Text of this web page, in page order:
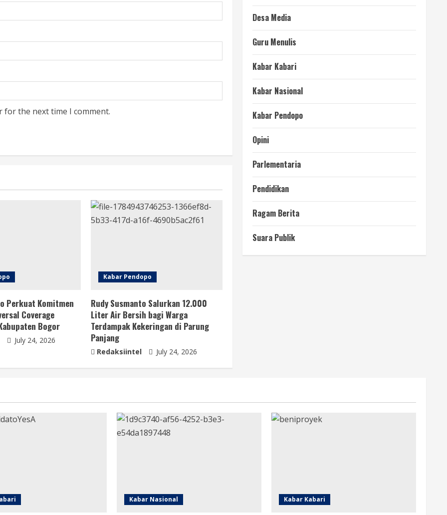
for the next time I comment.
Perkuat Komitmen
Coverage
Bogor
July 24, 2026
Kabar Pendopo
Rudy Susmanto Salurkan 12.000
Liter Air Bersih bagi Warga
Terdampak Kekeringan di Parung
Panjang
Redaksiintel July 24, 2026
Desa Media
Guru Menulis
Kabar Kabari
Kabar Nasional
Kabar Pendopo
Opini
Parlementaria
Pendidikan
Ragam Berita
Suara Publik
Kabar Nasional Kabar Kabari